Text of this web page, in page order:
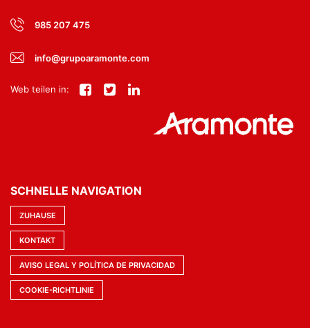
985 207 475
info@grupoaramonte.com
Web teilen in:
SCHNELLE NAVIGATION
ZUHAUSE
KONTAKT
AVISO LEGAL Y POLÍTICA DE PRIVACIDAD
COOKIE-RICHTLINIE